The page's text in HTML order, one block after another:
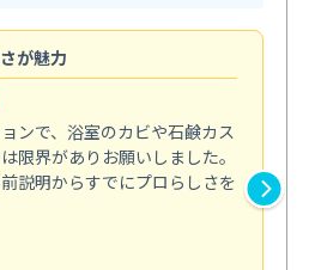
が魅力
ンで、浴室のカビや石鹸カス
限界がありお願いしました。
説明からすでにプロらしさを